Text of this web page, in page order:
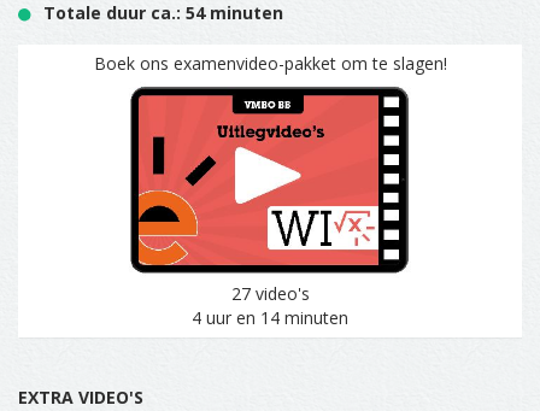
Totale duur ca.: 54 minuten
Boek ons examenvideo-pakket om te slagen!
27 video's
4 uur en 14 minuten
EXTRA VIDEO'S